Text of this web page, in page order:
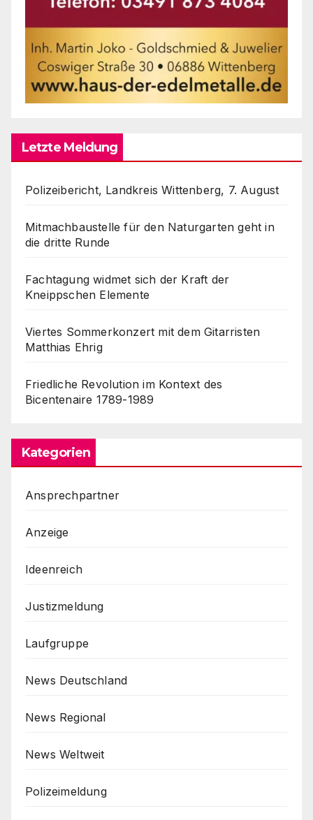
Letzte Meldung
Polizeibericht, Landkreis Wittenberg, 7. August
Mitmachbaustelle für den Naturgarten geht in
die dritte Runde
Fachtagung widmet sich der Kraft der
Kneippschen Elemente
Viertes Sommerkonzert mit dem Gitarristen
Matthias Ehrig
Friedliche Revolution im Kontext des
Bicentenaire 1789-1989
Kategorien
Ansprechpartner
Anzeige
Ideenreich
Justizmeldung
Laufgruppe
News Deutschland
News Regional
News Weltweit
Polizeimeldung